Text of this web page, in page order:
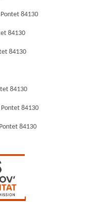
84130
84130
84130
84130
84130
84130